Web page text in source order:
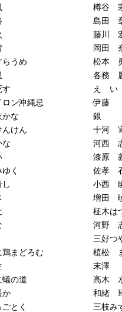
樽谷
島田
藤川
岡田
うめ
松本
各務
す
え い
ロン沖縄忌
伊藤
かな
銀
んけん
十河
な
河西
漆原
く
佐孝
小西
増田
柾木は
河野
三好つ
鶏まどろむ
植松
末澤
の道
高木
か
和緒
とく
三枝み